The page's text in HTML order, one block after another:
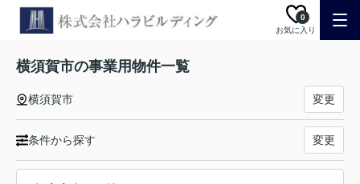
お気に入り
0
横須賀市の事業用物件一覧
横須賀市 変更
条件から探す 変更